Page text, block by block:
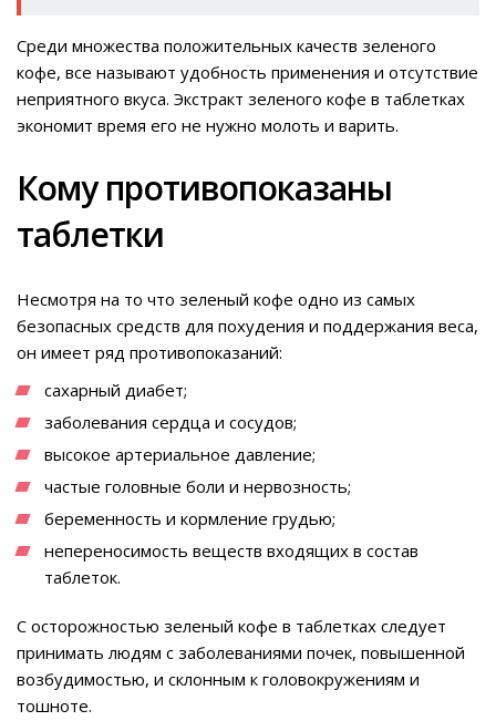
Среди множества положительных качеств зеленого
кофе, все называют удобность применения и отсутствие
неприятного вкуса. Экстракт зеленого кофе в таблетках
экономит время его не нужно молоть и варить.
Кому противопоказаны
таблетки
Несмотря на то что зеленый кофе одно из самых
безопасных средств для похудения и поддержания веса,
он имеет ряд противопоказаний:
сахарный диабет;
заболевания сердца и сосудов;
высокое артериальное давление;
частые головные боли и нервозность;
беременность и кормление грудью;
непереносимость веществ входящих в состав
таблеток.
С осторожностью зеленый кофе в таблетках следует
принимать людям с заболеваниями почек, повышенной
возбудимостью, и склонным к головокружениям и
тошноте.